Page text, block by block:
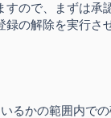
すので、まずは承
の解除を実行さ
るかの範囲内で